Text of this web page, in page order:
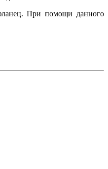
При помощи данного